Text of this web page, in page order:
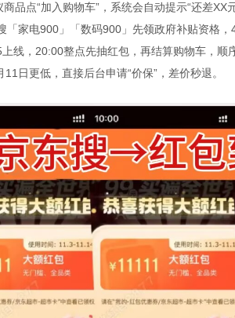
品点“加入购物车”，系统会自动提示“还差XX
「家电900」「数码900」先领政府补贴资格，
线，20:00整点先抽红包，再结算购物车，顺
日更低，直接后台申请“价保”，差价秒退。